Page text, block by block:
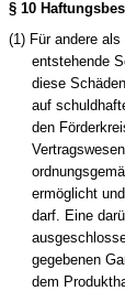
§ 10
(1) Für andere
entstehende
diese
auf
den
ermöglicht
darf. Eine
gegebenen
dem